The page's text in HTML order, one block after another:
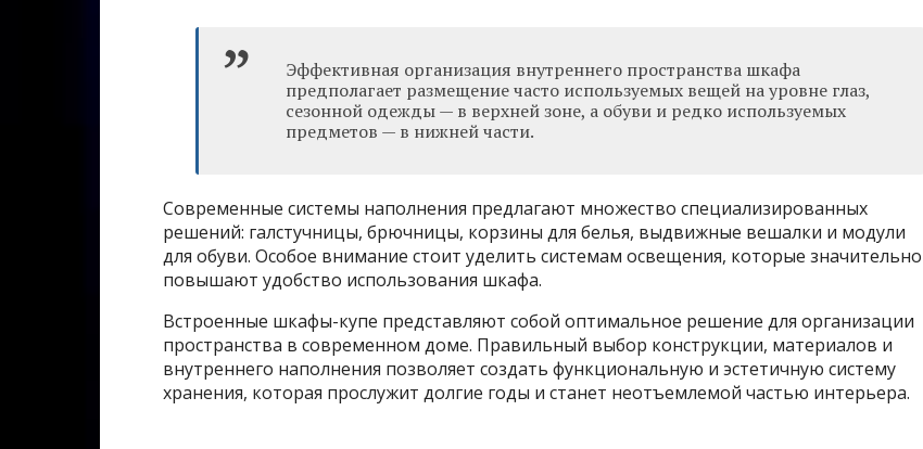
Эффективная организация внутреннего пространства шкафа
предполагает размещение часто используемых вещей на уровне глаз,
сезонной одежды — в верхней зоне, а обуви и редко используемых
предметов — в нижней части.
Современные системы наполнения предлагают множество специализированных
решений: галстучницы, брючницы, корзины для белья, выдвижные вешалки и модули
для обуви. Особое внимание стоит уделить системам освещения, которые значительно
повышают удобство использования шкафа.
Встроенные шкафы-купе представляют собой оптимальное решение для организации
пространства в современном доме. Правильный выбор конструкции, материалов и
внутреннего наполнения позволяет создать функциональную и эстетичную систему
хранения, которая прослужит долгие годы и станет неотъемлемой частью интерьера.